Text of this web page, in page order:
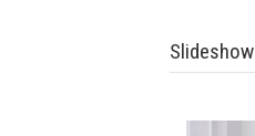
Slideshow